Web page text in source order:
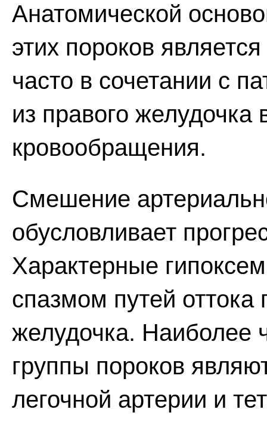
Анатомической
этих пороков
часто в сочетании с
из правого желудочка
кровообращения.
Смешение
обусловливает
Характерные
спазмом путей оттока
желудочка. Наиболее
группы пороков
легочной артерии и